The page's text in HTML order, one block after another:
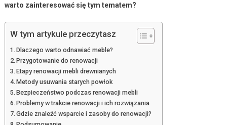
warto zainteresować się tym tematem?
W tym artykule przeczytasz
Dlaczego warto odnawiać meble?
Przygotowanie do renowacji
Etapy renowacji mebli drewnianych
Metody usuwania starych powłok
Bezpieczeństwo podczas renowacji mebli
Problemy w trakcie renowacji i ich rozwiązania
Gdzie znaleźć wsparcie i zasoby do renowacji?